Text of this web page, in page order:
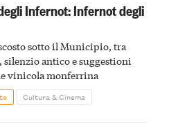
Infernot: Infernot degli
sotto il Municipio, tra
antico e suggestioni
vinicola monferrina
Cultura & Cinema